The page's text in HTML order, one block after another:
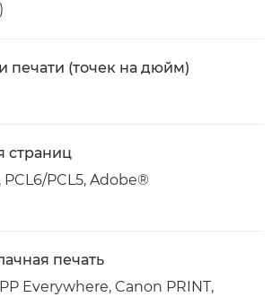
печати (точек на дюйм)
страниц
PCL6/PCL5, Adobe®
печать
Everywhere, Canon PRINT,